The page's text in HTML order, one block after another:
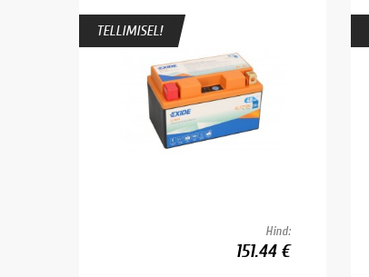
TELLIMISEL!
Hind:
151.44 €